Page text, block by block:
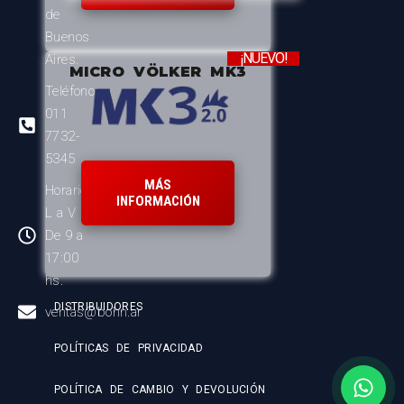
de
Buenos
Aires.
Teléfono:
011
7732-
5345
Horario:
L a V
De 9 a
17:00
hs.
ventas@bohn.ar
MICRO VÖLKER MK3
¡NUEVO!
MÁS
INFORMACIÓN
DISTRIBUIDORES
POLÍTICAS DE PRIVACIDAD
POLÍTICA DE CAMBIO Y DEVOLUCIÓN